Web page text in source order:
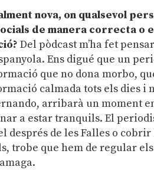
nova, on qualsevol
de manera correcta o
Del pòdcast m’ha fet
Ens digué que un
que no dona morbo,
calmada tots els dies i
arribarà un moment
a estar tranquils. El
de les Falles o cobrir
trobe que hem de regular